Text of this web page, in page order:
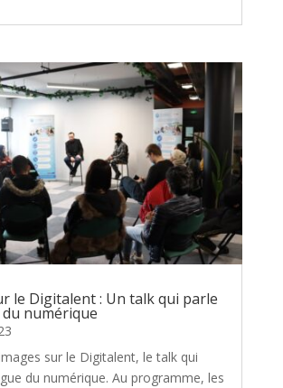
le Digitalent : Un talk qui parle
numérique
sur le Digitalent, le talk qui
du numérique. Au programme, les